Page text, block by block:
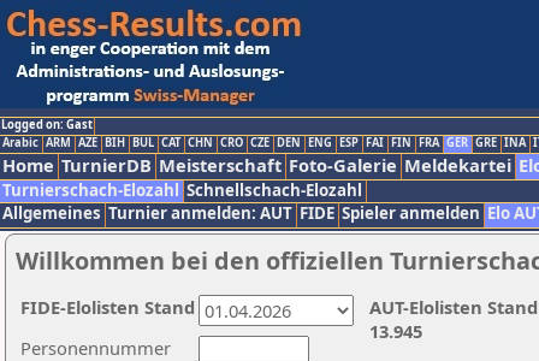
Logged on: Gast
Arabic ARM AZE BIH BUL CAT CHN CRO CZE DEN ENG ESP FAI FIN FRA GER GRE INA
Home TurnierDB Meisterschaft Foto-Galerie Meldekartei
Turnierschach-Elozahl Schnellschach-Elozahl
Allgemeines Turnier anmelden: AUT FIDE Spieler anmelden Elo
Willkommen bei den offiziellen
Personennummer
AUT-Elolisten
13.945
FIDE-Elolisten Stand